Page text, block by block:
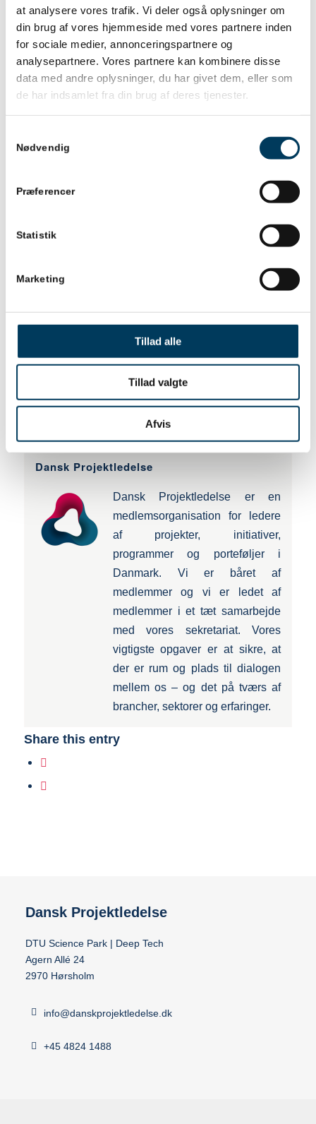
at analysere vores trafik. Vi deler også oplysninger om
din brug af vores hjemmeside med vores partnere inden
for sociale medier, annonceringspartnere og
analysepartnere. Vores partnere kan kombinere disse
data med andre oplysninger, du har givet dem, eller som
de har indsamlet fra din brug af deres tjenester.
Nødvendig
Præferencer
Statistik
Marketing
Tillad alle
Tillad valgte
Afvis
Fra ‘Min Side’ kan du også tilgå Mentorix’
omfangsrige e-learning univers. DPL tilbyder nu i
samarbejde med Mentorix adgang til online
undervisning i en lang række af de certificeringer, der
er på markedet.
Det giver dig – der er DPL medlem – mulighed for at
tilgå online kursusmaterialer på alle Mentorixs kurser
og certificeringer.
Du kan således helt gratis fordybe dig i videoer,
slides mm og stifte bekendtskab med de forskellige
muligheder, inden du beslutter dig for din næste
certificering.
Dansk Projektledelse
Dansk Projektledelse er en
medlemsorganisation for ledere
af projekter, initiativer,
programmer og porteføljer i
Danmark. Vi er båret af
medlemmer og vi er ledet af
medlemmer i et tæt samarbejde
med vores sekretariat. Vores
vigtigste opgaver er at sikre, at
der er rum og plads til dialogen
mellem os – og det på tværs af
brancher, sektorer og erfaringer.
Share this entry
Dansk Projektledelse
DTU Science Park | Deep Tech
Agern Allé 24
2970 Hørsholm
info@danskprojektledelse.dk
+45 4824 1488